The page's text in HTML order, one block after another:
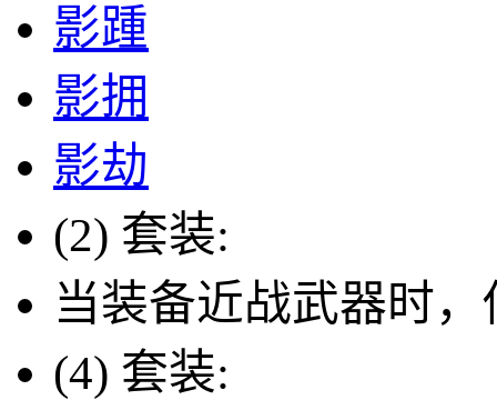
影踵
影拥
影劫
(2) 套装:
当装备近战武器时
(4) 套装: